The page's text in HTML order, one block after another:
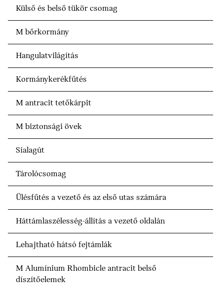
Külső és belső tükör csomag
M bőrkormány
Hangulatvilágítás
Kormánykerékfűtés
M antracit tetőkárpit
M biztonsági övek
Síalagút
Tárolócsomag
Ülésfűtés a vezető és az első utas számára
Háttámlaszélesség-állítás a vezető oldalán
Lehajtható hátsó fejtámlák
M Alumínium Rhombicle antracit belső
díszítőelemek